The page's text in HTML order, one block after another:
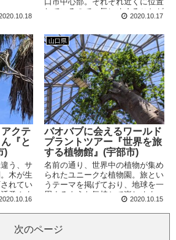
重塔を
600年
しているので一気にめぐることが
できます。名物ばりそばや湯田温
2020.10.17
クテ
『と
)
う、サ
木が生
れてい
発！ま
ている
ます。
山口県
バオバブに会えるワールド
プラントツアー『世界を旅
する植物館』(宇部市)
名前の通り、世界中の植物が集め
られたユニークな植物園。旅とい
うテーマを掲げており、地球を一
周するような気持ちで楽しめま
す。巨大なバオバブをはじめとし
た「シンボルツリー」がそびえる
姿は感動的です。 開館時間：
9:30〜17:30 休館日：火曜、年末
2020.10.15
次のページ